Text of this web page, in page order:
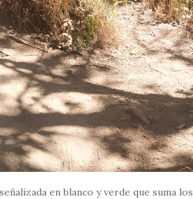
en blanco y verde que suma los